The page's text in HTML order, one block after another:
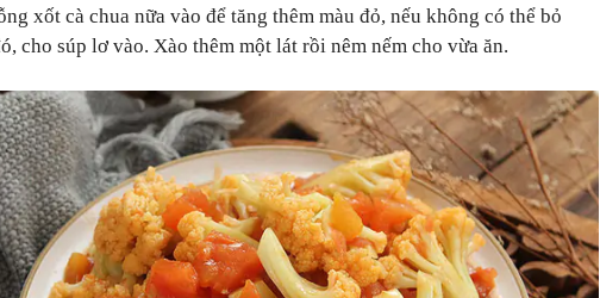
xốt cà chua nữa vào để tăng thêm màu đỏ, nếu không có thể bỏ
cho súp lơ vào. Xào thêm một lát rồi nêm nếm cho vừa ăn.